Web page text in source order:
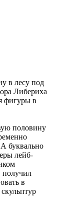
в лесу под
Либериха
фигуры в
половину
буквально
лейб-
получил
в